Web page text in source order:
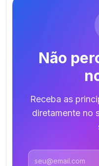
Não
Receba as
diretamente no
Endereço de email